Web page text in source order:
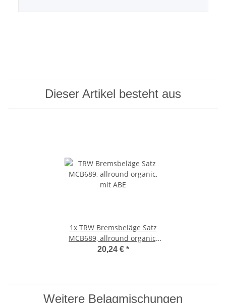
Dieser Artikel besteht aus
1x TRW Bremsbeläge Satz
MCB689, allround organic,
mit ABE
20,24 € *
Weitere Belagmischungen